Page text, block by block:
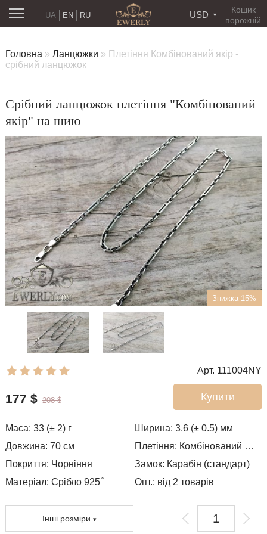
Кошик
порожній
USD
RU
UA EN
Головна » Ланцюжки » Плетіння Комбінований якір -
срібний ланцюжок
Срібний ланцюжок плетіння "Комбінований
якір" на шию
Знижка 15%
Арт. 111004NY
Купити
177 $ 208 $
Маса: 33 (± 2) г Ширина:3.6 (± 0.5) мм
Довжина: 70 см Плетіння: Комбінований якір
Покриття: Чорніння Замок: Карабін (стандарт)
Матеріал: Срібло 925 ̊
Опт.: від 2 товарів
Інші розміри